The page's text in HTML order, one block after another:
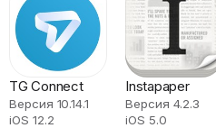
TG Connect
Версия 10.14.1
iOS 12.2
Instapaper
Версия 4.2.3
iOS 5.0